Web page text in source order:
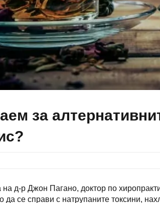
за
д-р Джон Пагано, доктор по
да се справи с натрупаните токсини,